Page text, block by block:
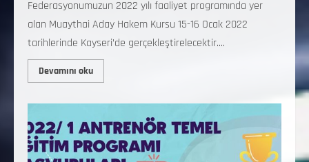
Federasyonumuzun 2022 yılı faaliyet programında yer
alan Muaythai Aday Hakem Kursu 15-16 Ocak 2022
tarihlerinde Kayseri’de gerçekleştirelecektir....
Devamını oku